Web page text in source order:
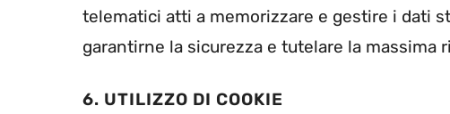
telematici atti a memorizzare e gestire i dati
garantirne la sicurezza e tutelare la massima
6. UTILIZZO DI COOKIE